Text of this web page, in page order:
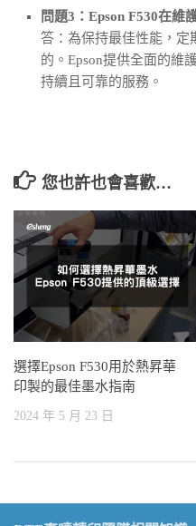
問題3：Epson F530在維
答：為保持最佳性能，定
的。Epson提供全面的維
持續且可靠的服務。
您也許也會喜歡…
選擇Epson F530用於熱昇華
印製的最佳墨水指南
2024 年 5 月 23 日